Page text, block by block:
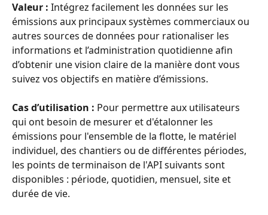
Valeur : Intégrez facilement les données sur les
émissions aux principaux systèmes commerciaux ou
autres sources de données pour rationaliser les
informations et l’administration quotidienne afin
d’obtenir une vision claire de la manière dont vous
suivez vos objectifs en matière d’émissions.
Cas d’utilisation : Pour permettre aux utilisateurs
qui ont besoin de mesurer et d'étalonner les
émissions pour l'ensemble de la flotte, le matériel
individuel, des chantiers ou de différentes périodes,
les points de terminaison de l'API suivants sont
disponibles : période, quotidien, mensuel, site et
durée de vie.